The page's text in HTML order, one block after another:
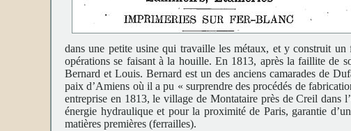
dans une petite usine qui travaille les métaux, et y construit
opérations se faisant à la houille. En 1813, après la faillite de
Bernard et Louis. Bernard est un des anciens camarades de
paix d’Amiens où il a pu « surprendre des procédés de
entreprise en 1813, le village de Montataire près de Creil dans
énergie hydraulique et pour la proximité de Paris, garantie
matières premières (ferrailles).